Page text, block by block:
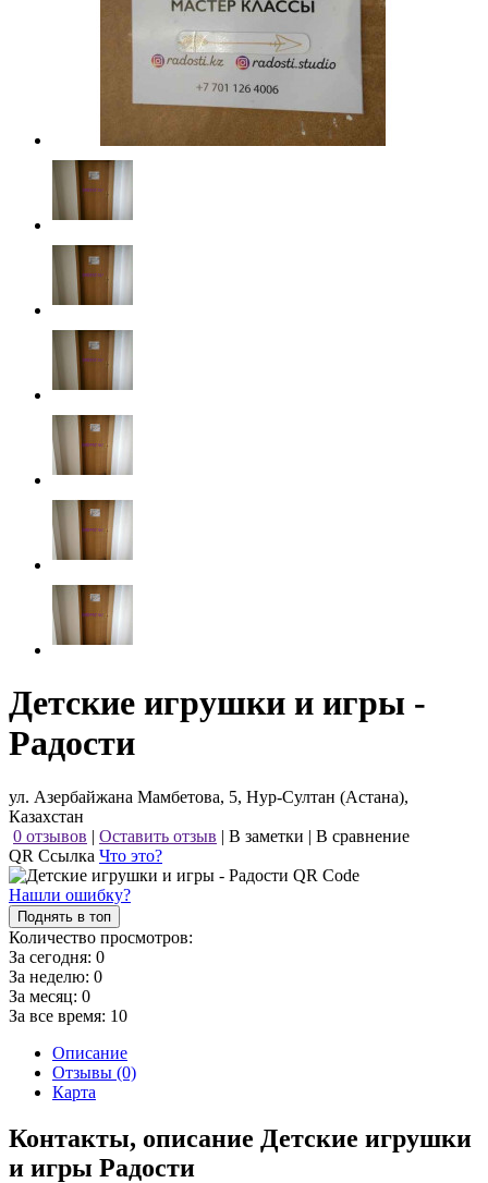
Детские игрушки и игры -
Радости
ул. Азербайжана Мамбетова, 5, Нур-Султан (Астана),
Казахстан
0 отзывов | Оставить отзыв | В заметки | В сравнение
QR Ссылка Что это?
Нашли ошибку?
Поднять в топ
Количество просмотров:
За сегодня: 0
За неделю: 0
За месяц: 0
За все время: 10
Описание
Отзывы (0)
Карта
Контакты, описание Детские игрушки
и игры Радости